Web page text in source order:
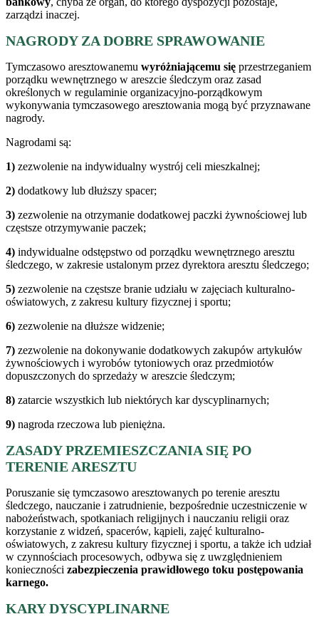
zarządzi inaczej.
NAGRODY ZA DOBRE SPRAWOWANIE
Tymczasowo aresztowanemu wyróżniającemu się przestrzeganiem
porządku wewnętrznego w areszcie śledczym oraz zasad
określonych w regulaminie organizacyjno-porządkowym
wykonywania tymczasowego aresztowania mogą być przyznawane
nagrody.
Nagrodami są:
1) zezwolenie na indywidualny wystrój celi mieszkalnej;
2) dodatkowy lub dłuższy spacer;
3) zezwolenie na otrzymanie dodatkowej paczki żywnościowej lub
częstsze otrzymywanie paczek;
4) indywidualne odstępstwo od porządku wewnętrznego aresztu
śledczego, w zakresie ustalonym przez dyrektora aresztu śledczego;
5) zezwolenie na częstsze branie udziału w zajęciach kulturalno-
oświatowych, z zakresu kultury fizycznej i sportu;
6) zezwolenie na dłuższe widzenie;
7) zezwolenie na dokonywanie dodatkowych zakupów artykułów
żywnościowych i wyrobów tytoniowych oraz przedmiotów
dopuszczonych do sprzedaży w areszcie śledczym;
8) zatarcie wszystkich lub niektórych kar dyscyplinarnych;
9) nagroda rzeczowa lub pieniężna.
ZASADY PRZEMIESZCZANIA SIĘ PO
TERENIE ARESZTU
Poruszanie się tymczasowo aresztowanych po terenie aresztu
śledczego, nauczanie i zatrudnienie, bezpośrednie uczestniczenie w
nabożeństwach, spotkaniach religijnych i nauczaniu religii oraz
korzystanie z widzeń, spacerów, kąpieli, zajęć kulturalno-
oświatowych, z zakresu kultury fizycznej i sportu, a także ich udział
w czynnościach procesowych, odbywa się z uwzględnieniem
konieczności zabezpieczenia prawidłowego toku postępowania
karnego.
KARY DYSCYPLINARNE